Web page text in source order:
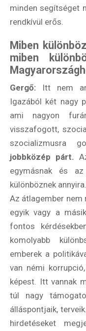
minden segítséget
rendkívül erős.
Miben
miben
Gergő: Itt nem
Igazából két nagy
ami nagyon
visszafogott,
szocializmusra
jobbközép párt.
egymásnak és
különböznek annyira.
Az átlagember nem
egyik vagy a
fontos
komolyabb
emberek a
van némi
képest. Itt vannak
túl nagy
álláspontjaik,
hirdetéseket